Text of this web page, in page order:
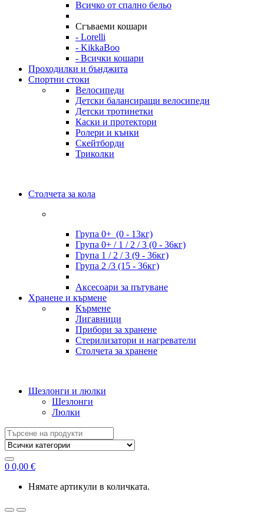
Всичко от спално бельо
Сгъваеми кошари
- Lorelli
- KikkaBoo
- Всички кошари
Проходилки и бънджита
Спортни стоки
Велосипеди
Детски балансиращи велосипеди
Детски тротинетки
Каски и протектори
Ролери и кънки
Скейтборди
Триколки
Столчета за кола
Група 0+ (0 - 13кг)
Група 0+ / 1 / 2 / 3 (0 - 36кг)
Група 1 / 2 / 3 (9 - 36кг)
Група 2 /3 (15 - 36кг)
Аксесоари за пътуване
Хранене и кърмене
Кърмене
Лигавници
Прибори за хранене
Стерилизатори и нагреватели
Столчета за хранене
Шезлонги и люлки
Шезлонги
Люлки
Search
for:
0 0,00 €
Нямате артикули в количката.